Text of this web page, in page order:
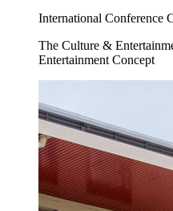
International Conference
The Culture &
Entertainment Concept